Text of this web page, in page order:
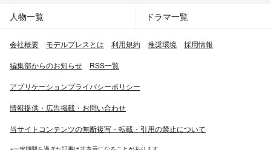
人物一覧 ドラマ一覧
会社概要 モデルプレスとは 利用規約 推奨環境 採用情報
編集部からのお知らせ RSS一覧
アプリケーションプライバシーポリシー
情報提供・広告掲載・お問い合わせ
当サイトコンテンツの無断複写・転載・引用の禁止について